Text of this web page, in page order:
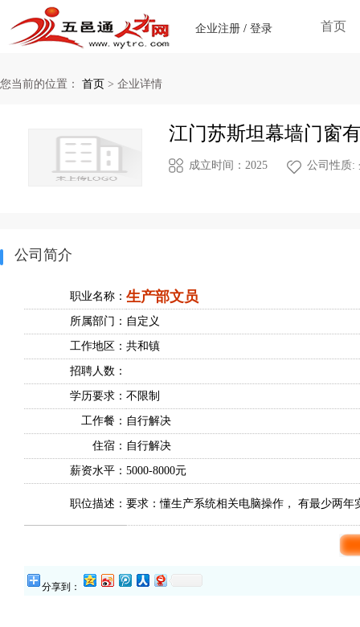
企业注册 / 登录 首页
您当前的位置： 首页 > 企业详情
江门苏斯坦幕墙门窗
成立时间：2025 公司性质:
公司简介
职业名称： 生产部文员
所属部门： 自定义
工作地区： 共和镇
招聘人数：
学历要求： 不限制
工作餐： 自行解决
住宿： 自行解决
薪资水平： 5000-8000元
职位描述： 要求：懂生产系统相关电脑操作， 有最少两
分享到：